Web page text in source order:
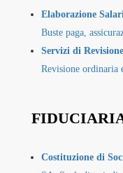
Elaborazione Salari
Buste paga,
Servizi di Revisione
Revisione ordinaria
Costituzione di